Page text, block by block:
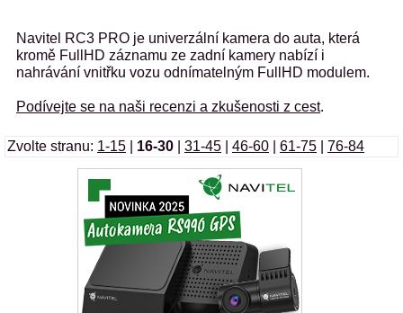
Navitel RC3 PRO je univerzální kamera do auta, která
kromě FullHD záznamu ze zadní kamery nabízí i
nahrávání vnitřku vozu odnímatelným FullHD modulem.
Podívejte se na naši recenzi a zkušenosti z cest.
Zvolte stranu: 1-15 16-30 31-45 46-60 61-75 76-84